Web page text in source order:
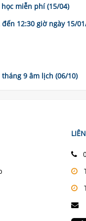
miễn phí (15/04)
đến 12:30 giờ ngày 15/
9 âm lịch (06/10)